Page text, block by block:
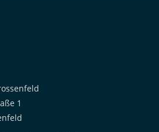
1